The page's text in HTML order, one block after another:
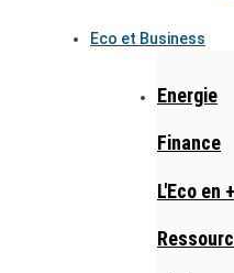
Eco et Business
Energie
Finance
L'Eco en +